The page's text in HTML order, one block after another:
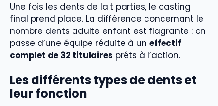
Une fois les dents de lait parties, le casting
final prend place. La différence concernant le
nombre dents adulte enfant est flagrante : on
passe d’une équipe réduite à un effectif
complet de 32 titulaires prêts à l’action.
Les différents types de dents et
leur fonction